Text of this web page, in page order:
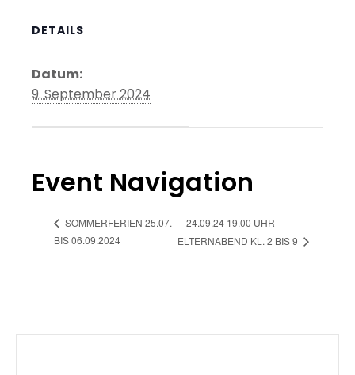
DETAILS
Datum:
9. September 2024
Event Navigation
SOMMERFERIEN 25.07.
BIS 06.09.2024
24.09.24 19.00 UHR
ELTERNABEND KL. 2 BIS 9